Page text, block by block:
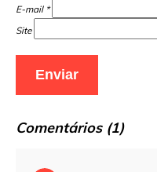
E-mail *
Site
Comentários (1)